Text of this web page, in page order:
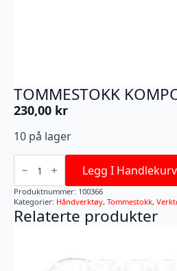
TOMMESTOKK
230,00 kr
10 på lager
TOMMESTOKK
KOMPOSITT
antall
Legg I Handlekurv
Produktnummer: 100366
Kategorier: Håndverktøy, Tommestokk,
Relaterte produkter